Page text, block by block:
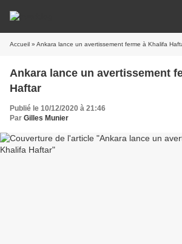
Accueil » Ankara lance un avertissement ferme à Khalifa
Ankara lance un avertissement
Haftar
Publié le 10/12/2020 à 21:46
Par Gilles Munier